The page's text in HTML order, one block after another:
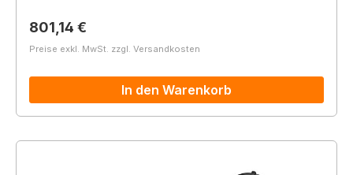
Regulärer Preis:
801,14 €
Preise exkl. MwSt. zzgl. Versandkosten
In den Warenkorb